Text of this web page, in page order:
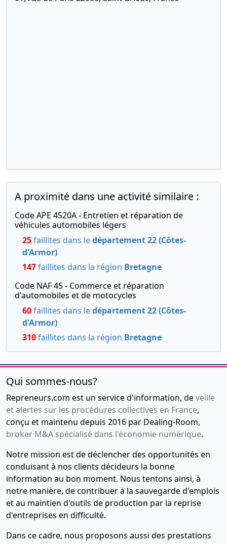
A proximité dans une activité similaire :
Code APE 4520A - Entretien et réparation de
véhicules automobiles légers
25faillites dans ledépartement 22 (Côtes-
d'Armor)
147faillites dans la région Bretagne
Code NAF 45 - Commerce et réparation
d'automobiles et de motocycles
60faillites dans ledépartement 22 (Côtes-
d'Armor)
310faillites dans la région Bretagne
Qui sommes-nous?
Repreneurs.com est un service d'information, deveille
et alertes sur les procédures collectives en France,
conçu et maintenu depuis 2016 par Dealing-Room,
broker M&A spécialisé dans l'économie numérique.
Notre mission est de déclencher des opportunités en
conduisant à nos clients décideurs la bonne
information au bon moment. Nous tentons ainsi, à
notre manière, de contribuer à la sauvegarde d'emplois
et au maintien d'outils de production par la reprise
d'entreprises en difficulté.
Dans ce cadre, nous proposons aussi des prestations